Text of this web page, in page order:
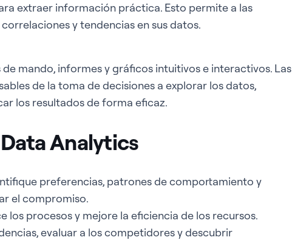
extraer información práctica. Esto permite a las
y tendencias en sus datos.
mando, informes y gráficos intuitivos e interactivos. Las
de la toma de decisiones a explorar los datos,
los resultados de forma eficaz.
Analytics
preferencias, patrones de comportamiento y
el compromiso.
los procesos y mejore la eficiencia de los recursos.
evaluar a los competidores y descubrir